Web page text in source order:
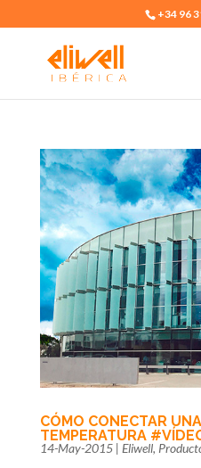
+34 96
CÓMO CONECTAR
TEMPERATURA
14-May-2015| Eliwell,